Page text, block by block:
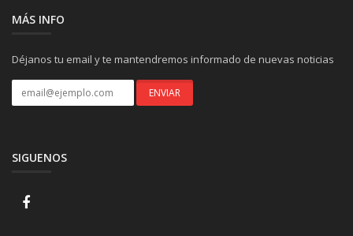
MÁS INFO
Déjanos tu email y te mantendremos informado de nuevas noticias
SIGUENOS